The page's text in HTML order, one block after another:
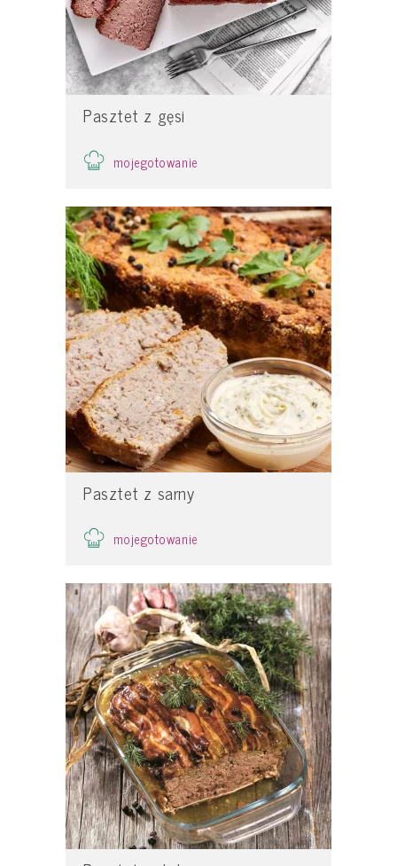
Pasztet z gęsi
mojegotowanie
Pasztet z sarny
mojegotowanie